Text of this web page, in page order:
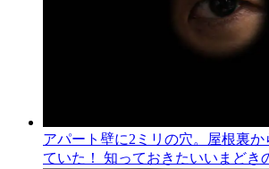
アパート壁に2ミリの穴。屋根裏
ていた！ 知っておきたいいまどき